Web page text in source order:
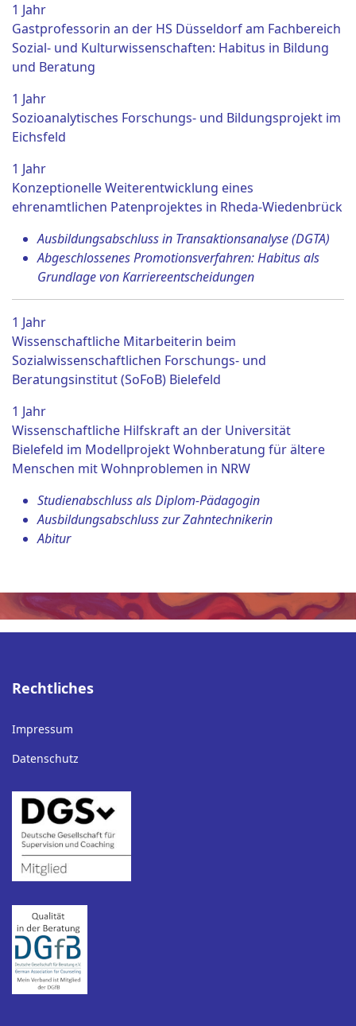
1 Jahr
Gastprofessorin an der HS Düsseldorf am Fachbereich
Sozial- und Kulturwissenschaften: Habitus in Bildung
und Beratung
1 Jahr
Sozioanalytisches Forschungs- und Bildungsprojekt im
Eichsfeld
1 Jahr
Konzeptionelle Weiterentwicklung eines
ehrenamtlichen Patenprojektes in Rheda-Wiedenbrück
Ausbildungsabschluss in Transaktionsanalyse (DGTA)
Abgeschlossenes Promotionsverfahren: Habitus als
Grundlage von Karriereentscheidungen
1 Jahr
Wissenschaftliche Mitarbeiterin beim
Sozialwissenschaftlichen Forschungs- und
Beratungsinstitut (SoFoB) Bielefeld
1 Jahr
Wissenschaftliche Hilfskraft an der Universität
Bielefeld im Modellprojekt Wohnberatung für ältere
Menschen mit Wohnproblemen in NRW
Studienabschluss als Diplom-Pädagogin
Ausbildungsabschluss zur Zahntechnikerin
Abitur
Rechtliches
Impressum
Datenschutz